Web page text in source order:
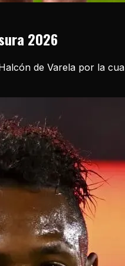
2026
de Varela por la